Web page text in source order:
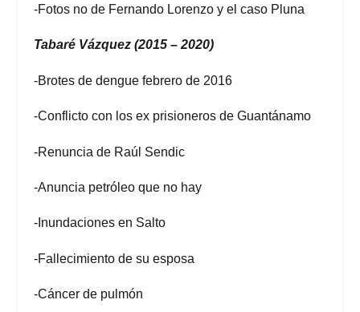
-Fotos no de Fernando Lorenzo y el caso Pluna
Tabaré Vázquez (2015 – 2020)
-Brotes de dengue febrero de 2016
-Conflicto con los ex prisioneros de Guantánamo
-Renuncia de Raúl Sendic
-Anuncia petróleo que no hay
-Inundaciones en Salto
-Fallecimiento de su esposa
-Cáncer de pulmón